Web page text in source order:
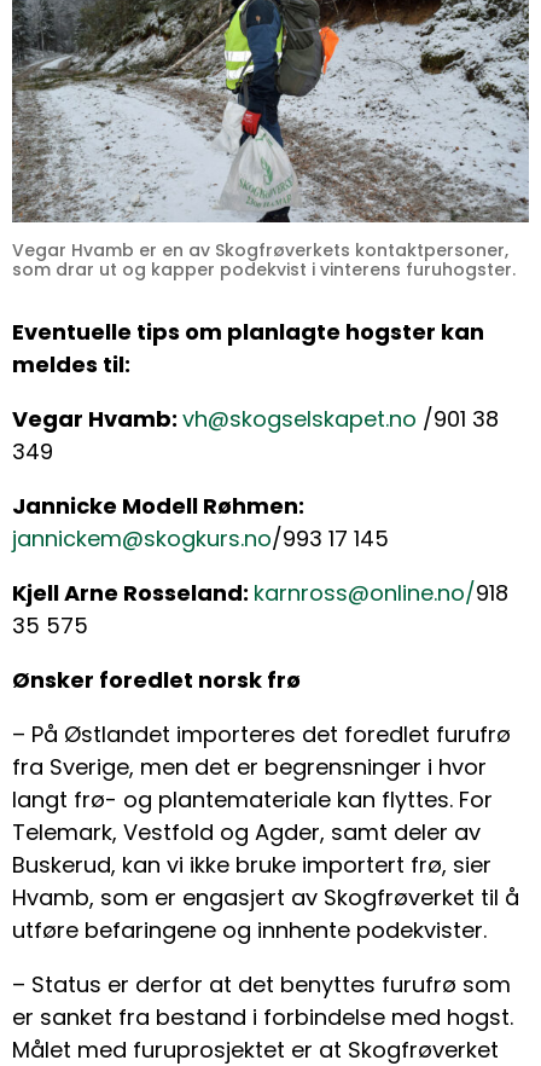
Vegar Hvamb er en av Skogfrøverkets kontaktpersoner,
som drar ut og kapper podekvist i vinterens furuhogster.
Eventuelle tips om planlagte hogster kan
meldes til:
Vegar Hvamb: vh@skogselskapet.no /901 38
349
Jannicke Modell Røhmen:
jannickem@skogkurs.no/993 17 145
Kjell Arne Rosseland: karnross@online.no/918
35 575
Ønsker foredlet norsk frø
– På Østlandet importeres det foredlet furufrø
fra Sverige, men det er begrensninger i hvor
langt frø- og plantemateriale kan flyttes. For
Telemark, Vestfold og Agder, samt deler av
Buskerud, kan vi ikke bruke importert frø, sier
Hvamb, som er engasjert av Skogfrøverket til å
utføre befaringene og innhente podekvister.
– Status er derfor at det benyttes furufrø som
er sanket fra bestand i forbindelse med hogst.
Målet med furuprosjektet er at Skogfrøverket